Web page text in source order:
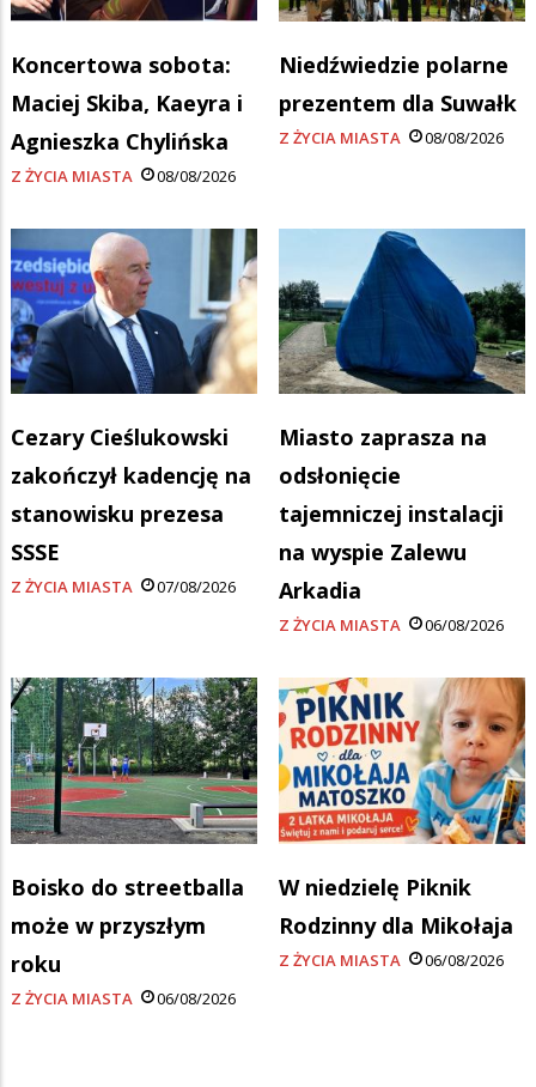
Koncertowa sobota:
Maciej Skiba, Kaeyra i
Agnieszka Chylińska
Z ŻYCIA MIASTA 08/08/2026
Niedźwiedzie polarne
prezentem dla Suwałk
Z ŻYCIA MIASTA 08/08/2026
Cezary Cieślukowski
zakończył kadencję na
stanowisku prezesa
SSSE
Z ŻYCIA MIASTA 07/08/2026
Miasto zaprasza na
odsłonięcie
tajemniczej instalacji
na wyspie Zalewu
Arkadia
Z ŻYCIA MIASTA 06/08/2026
Boisko do streetballa
może w przyszłym
roku
Z ŻYCIA MIASTA 06/08/2026
W niedzielę Piknik
Rodzinny dla Mikołaja
Z ŻYCIA MIASTA 06/08/2026